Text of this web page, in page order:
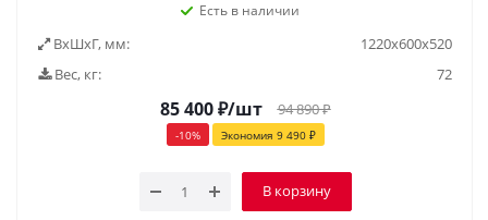
Есть в наличии
ВxШxГ, мм:
1220х600х520
Вес, кг:
72
85 400₽/шт 94 890₽
-10% Экономия 9 490₽
В корзину